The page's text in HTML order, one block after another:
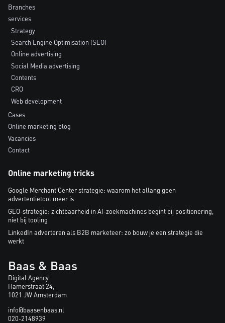
Branches
services
Strategy
Search Engine Optimisation (SEO)
Online advertising
Social Media advertising
Contents
CRO
Web development
Cases
Online marketing blog
Vacancies
Contact
Online marketing tricks
Google Merchant Center strategie: waarom het allang geen
advertentietool meer is
GEO-strategie: zichtbaarheid in AI-zoekmachines begint bij positionering,
niet bij tooling
LinkedIn adverteren als B2B marketeer: zo bouw je een strategie die
werkt
Baas & Baas
Digital Agency
Hamerstraat 24,
1021 JW Amsterdam
info@baasenbaas.nl
020-2148939